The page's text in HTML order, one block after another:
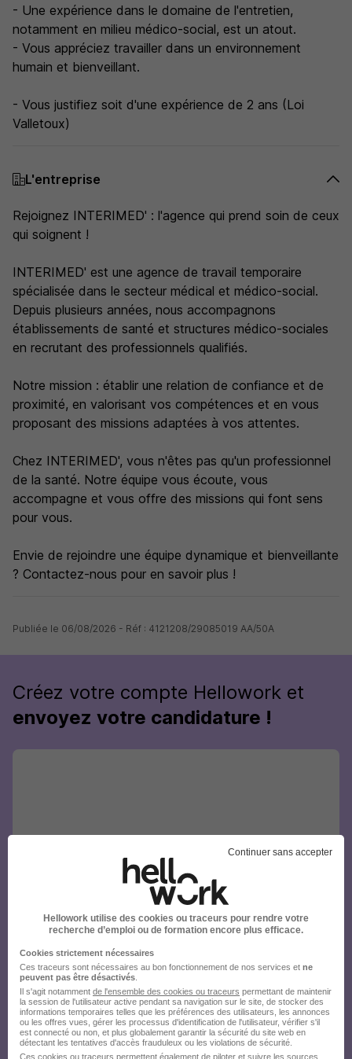
- Une expérience dans le domaine de l'entretien,
notamment en milieu médico-social, est un atout.
- Vous appréciez travailler dans un environnement
humain et bienveillant.
- Vous justifiez soit d'une expérience de 2 ans (Loi
Valletoux)
L'entreprise
Rejoignez INTERIMED' : l'agence qui prend soin de ceux
qui soignent !
INTERIMED' est une agence de travail temporaire
spécialisée dans le secteur médical et médico-social.
Depuis plusieurs années, nous accompagnons
établissements de santé et structures médico-sociales
en recrutant des professionnels qualifiés.
Notre mission : établir une relation de confiance et de
proximité, en valorisant vos compétences et en vous
proposant des missions adaptées à vos attentes.
Chez INTERIMED', vous n'êtes pas qu'un professionnel
de la santé. Notre équipe vous écoute, vous
accompagne et vous offre des missions qui font sens
pour vous.
Envie de rejoindre une équipe dynamique et bienveillante
? Contactez-nous pour en savoir plus !
Publiée le 06/08/2026 - Réf : 4121208/29085019 AA/50A
Créez votre compte Hellowork et
envoyez votre candidature !
Continuer sans accepter
Hellowork utilise des cookies ou traceurs pour rendre votre
recherche d’emploi ou de formation encore plus efficace.
Cookies strictement nécessaires
Ces traceurs sont nécessaires au bon fonctionnement de nos services et ne
peuvent pas être désactivés
Il s'agit notamment de l'ensemble des cookies ou traceurs permettant de maintenir
la session de l'utilisateur active pendant sa navigation sur le site, de stocker des
informations temporaires telles que les préférences des utilisateurs, les annonces
ou les offres vues, gérer les processus d'identification de l'utilisateur, vérifier s'il
est connecté ou non, et plus globalement garantir la sécurité du site web en
détectant les tentatives d'accès frauduleux ou les violations de sécurité.
Ces cookies ou traceurs permettent également de piloter et suivre les sources